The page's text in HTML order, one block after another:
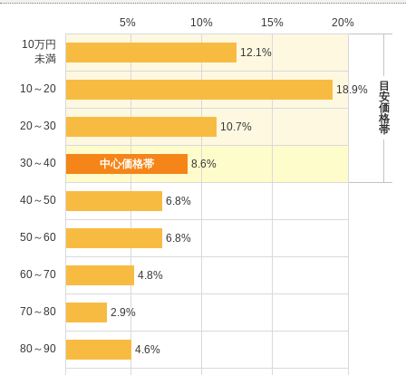
5% 10% 15%
20%
10万円
未満
12.1%
目
安
価
格
帯
10～20 18.9%
20～30 10.7%
30～40 8.6%
40～50 6.8%
50～60 6.8%
60～70 4.8%
70～80 2.9%
80～90 4.6%